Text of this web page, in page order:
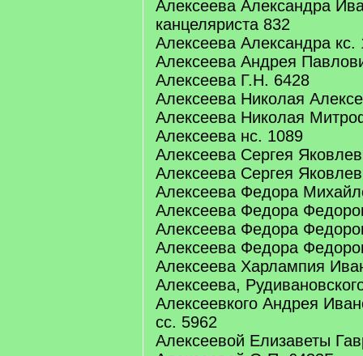
Алексеева Александра
канцеляриста 832
Алексеева Александра кс.
Алексеева Андрея
Алексеева Г.Н. 6428
Алексеева Николая
Алексеева Николая
Алексеева нс. 1089
Алексеева Сергея
Алексеева Сергея
Алексеева Федора
Алексеева Федора
Алексеева Федора
Алексеева Федора
Алексеева Харлампия
Алексеева,
Алексеевкого Андрея
сс. 5962
Алексеевой Елизаветы